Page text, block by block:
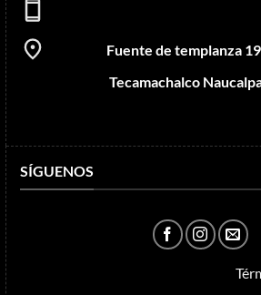
Fuente de templanza
Tecamachalco
SÍGUENOS